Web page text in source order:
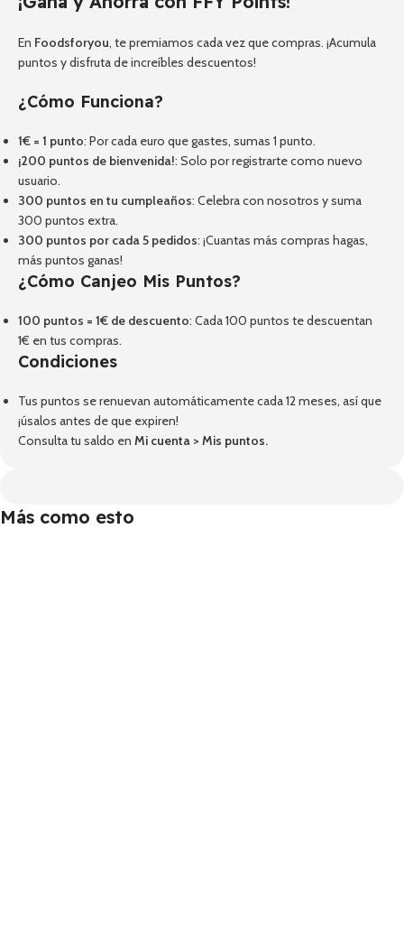
En Foodsforyou, te premiamos cada vez que compras. ¡Acumula
puntos y disfruta de increíbles descuentos!
¿Cómo Funciona?
1€ = 1 punto: Por cada euro que gastes, sumas 1 punto.
¡200 puntos de bienvenida!: Solo por registrarte como nuevo
usuario.
300 puntos en tu cumpleaños: Celebra con nosotros y suma
300 puntos extra.
300 puntos por cada 5 pedidos: ¡Cuantas más compras hagas,
más puntos ganas!
¿Cómo Canjeo Mis Puntos?
100 puntos = 1€ de descuento: Cada 100 puntos te descuentan
1€ en tus compras.
Condiciones
Tus puntos se renuevan automáticamente cada 12 meses, así que
¡úsalos antes de que expiren!
Consulta tu saldo en Mi cuenta > Mis puntos.
Más como esto